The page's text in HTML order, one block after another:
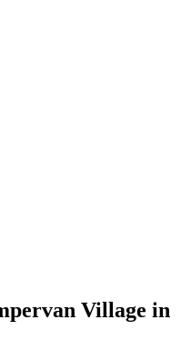
Village in